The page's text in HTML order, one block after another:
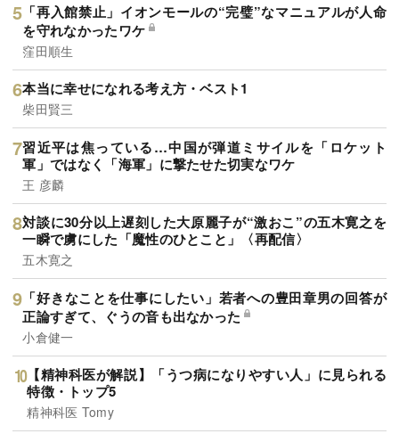
「再入館禁止」イオンモールの“完璧”なマニュアルが人命
を守れなかったワケ
窪田順生
本当に幸せになれる考え方・ベスト1
柴田賢三
習近平は焦っている…中国が弾道ミサイルを「ロケット
軍」ではなく「海軍」に撃たせた切実なワケ
王 彦麟
対談に30分以上遅刻した大原麗子が“激おこ”の五木寛之を
一瞬で虜にした「魔性のひとこと」〈再配信〉
五木寛之
「好きなことを仕事にしたい」若者への豊田章男の回答が
正論すぎて、ぐうの音も出なかった
小倉健一
【精神科医が解説】「うつ病になりやすい人」に見られる
特徴・トップ5
精神科医 Tomy